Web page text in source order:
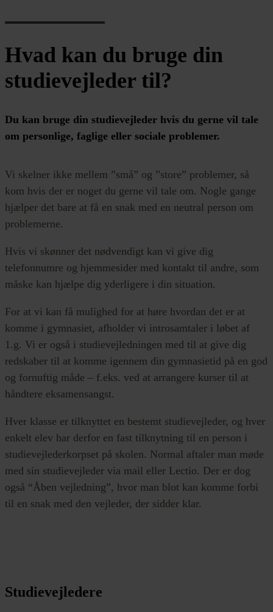
Hvad kan du bruge din
studievejleder til?
Du kan bruge din studievejleder hvis du gerne vil tale
om personlige, faglige eller sociale problemer.
Vi skelner ikke mellem ”små” og ”store” problemer, så
kom hvis der er noget du gerne vil tale om. Nogle gange
hjælper det bare at få en snak med en neutral person om
problemerne.
Hvis vi skønner det nødvendigt kan vi give dig
telefonnumre og hjemmesider med kontakt til andre, som
måske kan hjælpe dig yderligere i din situation.
For at vi kan få mulighed for at høre hvordan det er at
komme i gymnasiet, afholder vi introsamtaler i løbet af
1.g. Vi er også i studievejledningen med til at give dig
redskaber til at komme igennem din gymnasietid på en god
og fornuftig måde – f.eks. ved at arrangere kurser til at
håndtere eksamensangst.
Hver klasse er tilknyttet en bestemt studievejleder, og hver
enkelt elev har derfor en fast tilknytning til en person i
studievejlederkorpset på skolen. Normal aftaler man møde
med sin studievejleder via mail eller Lectio. Der er dog
også “Åben vejledning”, hvor man blot kan komme forbi
til en snak med den vejleder, der sidder klar.
Studievejledere